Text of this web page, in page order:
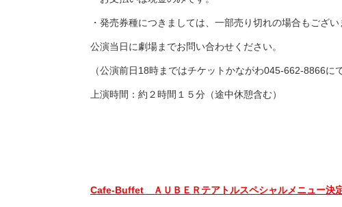
・発売券種につきましては、一部売り切れの場合もござい
公演当日に劇場までお問い合わせください。
（公演前日18時まではチケットかながわ045-662-8866に
上演時間：約２時間１５分（途中休憩含む）
Cafe-Buffet ＡＵＢＥＲテアトルスペシャルメニュー決